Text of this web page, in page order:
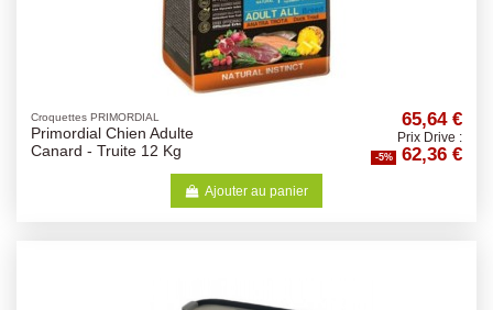
Croquettes PRIMORDIAL
Primordial Chien Adulte
Canard - Truite 12 Kg
65,64 €
Prix Drive :
-5% 62,36 €
Ajouter au panier